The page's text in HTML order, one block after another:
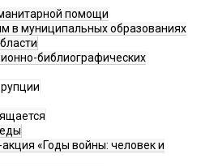
помощи
в муниципальных образованиях
библиографических
акция «Годы войны: человек и